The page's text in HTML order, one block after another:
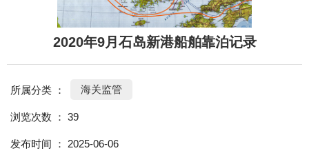
2020年9月石岛新港船舶靠泊记录
所属分类 ： 海关监管
浏览次数 ： 39
发布时间 ： 2025-06-06